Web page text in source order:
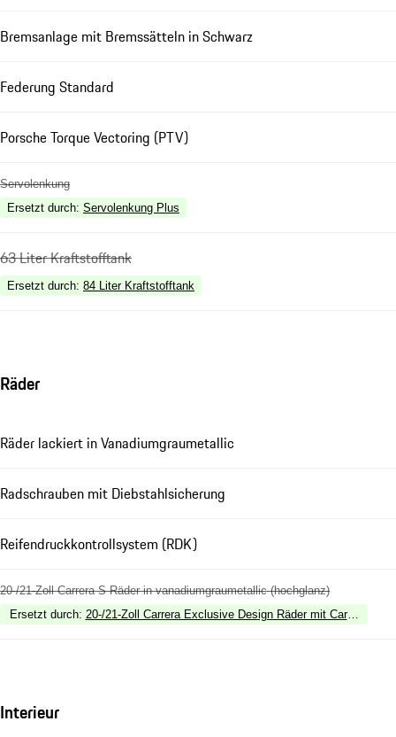
Bremsanlage mit Bremssätteln in Schwarz
Federung Standard
Porsche Torque Vectoring (PTV)
Servolenkung
Ersetzt durch: Servolenkung Plus
63 Liter Kraftstofftank
Ersetzt durch: 84 Liter Kraftstofftank
Räder
Räder lackiert in Vanadiumgraumetallic
Radschrauben mit Diebstahlsicherung
Reifendruckkontrollsystem (RDK)
20-/21-Zoll Carrera S Räder in vanadiumgraumetallic (hochglanz)
Ersetzt durch: 20-/21-Zoll Carrera Exclusive Design Räder mit Carbon
Interieur